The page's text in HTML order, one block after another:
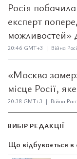
Росія
експерт
можливостей»
20:46 GMT+3 | Війна
«Москва
місце Росії,
20:38 GMT+3 | Війна
ВИБІР РЕДАКЦІЇ
Що відбувається в